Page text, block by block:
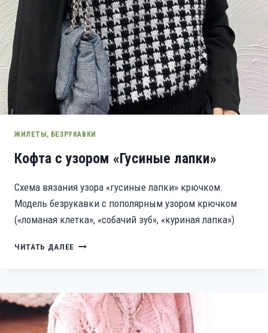
ЖИЛЕТЫ, БЕЗРУКАВКИ
Кофта с узором «Гусиные лапки»
Схема вязания узора «гусиные лапки» крючком.
Модель безрукавки с пополярным узором крючком
(«ломаная клетка», «собачий зуб», «куриная лапка»)
ЧИТАТЬ ДАЛЕЕ КОФТА
ЛАПКИ»